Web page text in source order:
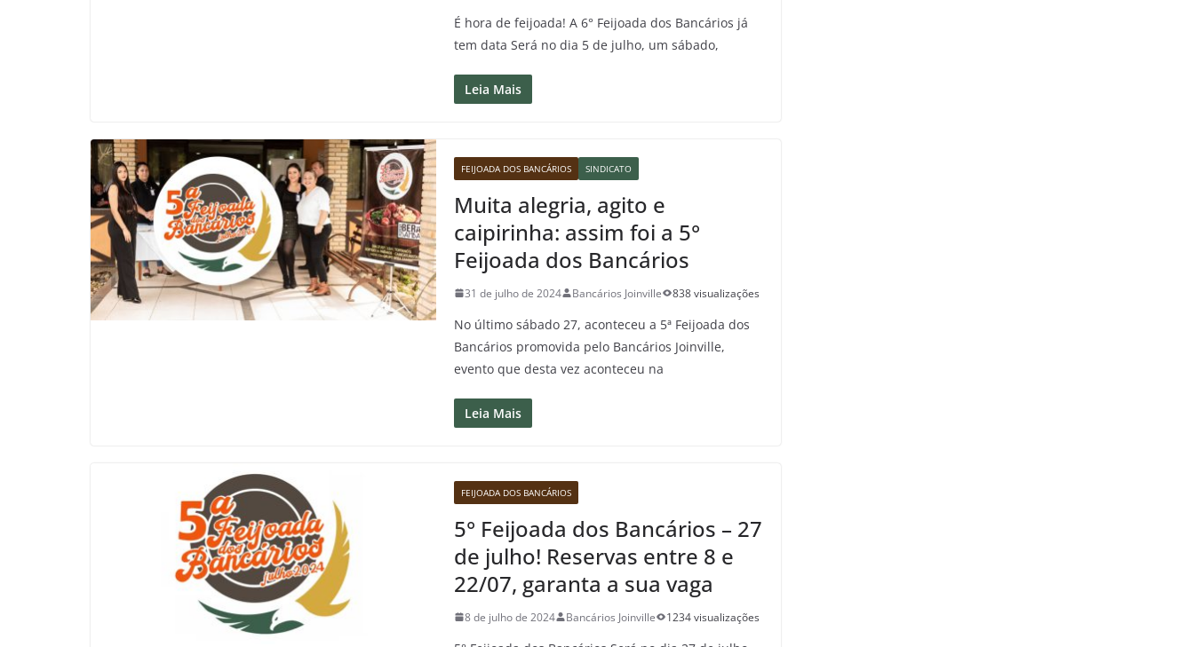
É hora de feijoada! A 6° Feijoada dos Bancários já
tem data Será no dia 5 de julho, um sábado,
Leia Mais
FEIJOADA DOS BANCÁRIOS SINDICATO
Muita alegria, agito e
caipirinha: assim foi a 5°
Feijoada dos Bancários
31 de julho de 2024 Bancários Joinville 838 visualizações
No último sábado 27, aconteceu a 5ª Feijoada dos
Bancários promovida pelo Bancários Joinville,
evento que desta vez aconteceu na
Leia Mais
FEIJOADA DOS BANCÁRIOS
5° Feijoada dos Bancários – 27
de julho! Reservas entre 8 e
22/07, garanta a sua vaga
8 de julho de 2024 Bancários Joinville 1234 visualizações